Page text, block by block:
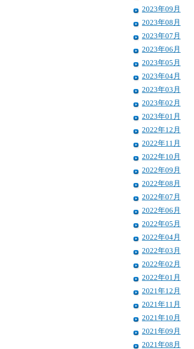
2023年09月
2023年08月
2023年07月
2023年06月
2023年05月
2023年04月
2023年03月
2023年02月
2023年01月
2022年12月
2022年11月
2022年10月
2022年09月
2022年08月
2022年07月
2022年06月
2022年05月
2022年04月
2022年03月
2022年02月
2022年01月
2021年12月
2021年11月
2021年10月
2021年09月
2021年08月